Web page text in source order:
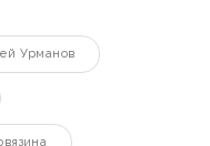
Урманов